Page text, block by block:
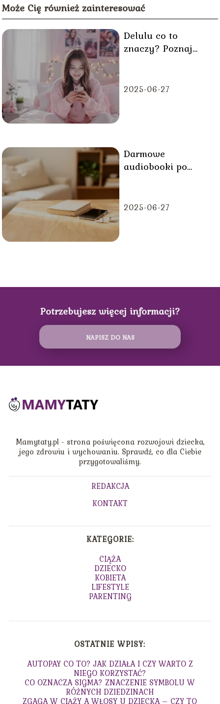
Może Cię również zainteresować
Delulu co to
znaczy? Poznaj
2025-06-27
Darmowe
audiobooki po
2025-06-27
Potrzebujesz więcej informacji?
NAPISZ DO NAS
Mamytaty.pl - strona poświęcona rozwojowi dziecka,
jego zdrowiu i wychowaniu. Sprawdź, co dla Ciebie
przygotowaliśmy.
REDAKCJA
KONTAKT
KATEGORIE:
CIĄŻA
DZIECKO
KOBIETA
LIFESTYLE
PARENTING
OSTATNIE WPISY:
AUTOPAY CO TO? JAK DZIAŁA I CZY WARTO Z
NIEGO KORZYSTAĆ?
CO OZNACZA SIGMA? ZNACZENIE SYMBOLU W
RÓŻNYCH DZIEDZINACH
ZGAGA W CIĄŻY A WŁOSY U DZIECKA – CZY TO